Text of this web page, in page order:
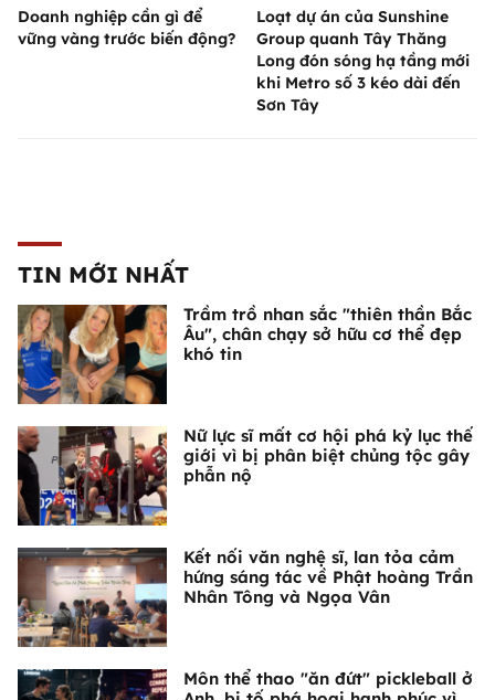
Doanh nghiệp cần gì để
vững vàng trước biến động?
Loạt dự án của Sunshine
Group quanh Tây Thăng
Long đón sóng hạ tầng mới
khi Metro số 3 kéo dài đến
Sơn Tây
TIN MỚI NHẤT
Trầm trồ nhan sắc "thiên thần Bắc
Âu", chân chạy sở hữu cơ thể đẹp
khó tin
Nữ lực sĩ mất cơ hội phá kỷ lục thế
giới vì bị phân biệt chủng tộc gây
phẫn nộ
Kết nối văn nghệ sĩ, lan tỏa cảm
hứng sáng tác về Phật hoàng Trần
Nhân Tông và Ngọa Vân
Môn thể thao "ăn đứt" pickleball ở